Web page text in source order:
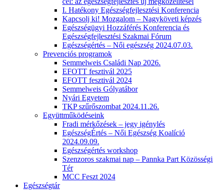
I. Hatékony Egészségfejlesztési Konferencia
Kapcsolj ki! Mozgalom – Nagyköveti képzés
Egészségügyi Hozzáférés Konferencia és
Egészségfejlesztési Szakmai Fórum
Egészségértés – Női egészség 2024.07.03.
Prevenciós programok
Semmelweis Családi Nap 2026.
EFOTT fesztivál 2025
EFOTT fesztivál 2024
Semmelweis Gólyatábor
Nyári Egyetem
TKP szűrőszombat 2024.11.26.
Együttműködéseink
Fradi mérkőzések – jegy igénylés
EgészségÉrtés – Női Egészség Koalíció
2024.09.09.
Egészségértés workshop
Szenzoros szakmai nap – Pannka Part Közösségi
Tér
MCC Feszt 2024
Egészségtár